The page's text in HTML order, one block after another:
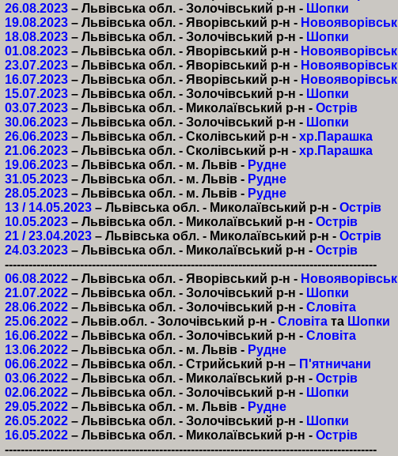
26.08.2023– Львівська обл. - Золочівський р-н - Шопки
19.08.2023– Львівська обл. - Яворівський р-н - Новояворівськ
18.08.2023– Львівська обл. - Золочівський р-н - Шопки
01.08.2023– Львівська обл. - Яворівський р-н - Новояворівськ
23.07.2023– Львівська обл. - Яворівський р-н - Новояворівськ
16.07.2023– Львівська обл. - Яворівський р-н - Новояворівськ
15.07.2023– Львівська обл. - Золочівський р-н - Шопки
03.07.2023– Львівська обл. - Миколаївський р-н - Острів
30.06.2023– Львівська обл. - Золочівський р-н - Шопки
26.06.2023– Львівська обл. - Сколівський р-н - хр.Парашка
21.06.2023– Львівська обл. - Сколівський р-н - хр.Парашка
19.06.2023– Львівська обл. - м. Львів - Рудне
31.05.2023– Львівська обл. - м. Львів - Рудне
28.05.2023– Львівська обл. - м. Львів - Рудне
13 / 14.05.2023– Львівська обл. - Миколаївський р-н - Острів
10.05.2023– Львівська обл. - Миколаївський р-н - Острів
21 / 23.04.2023– Львівська обл. - Миколаївський р-н - Острів
24.03.2023– Львівська обл. - Миколаївський р-н - Острів
----------------------------------------------------------------------------------------------
06.08.2022– Львівська обл. - Яворівський р-н - Новояворівськ
21.07.2022– Львівська обл. - Золочівський р-н - Шопки
28.06.2022– Львівська обл. - Золочівський р-н - Словіта
25.06.2022– Львів.обл. - Золочівський р-н - Словітата Шопки
16.06.2022– Львівська обл. - Золочівський р-н - Словіта
13.06.2022– Львівська обл. - м. Львів - Рудне
06.06.2022– Львівська обл. - Стрийський р-н – П'ятничани
03.06.2022– Львівська обл. - Миколаївський р-н - Острів
02.06.2022– Львівська обл. - Золочівський р-н - Шопки
29.05.2022– Львівська обл. - м. Львів - Рудне
26.05.2022– Львівська обл. - Золочівський р-н - Шопки
16.05.2022– Львівська обл. - Миколаївський р-н - Острів
----------------------------------------------------------------------------------------------